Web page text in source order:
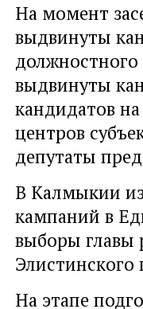
На момент
выдвинуты
должностного
выдвинуты
кандидатов
центров
депутаты
В Калмыкии
кампаний в
выборы главы
Элистинского
На этапе